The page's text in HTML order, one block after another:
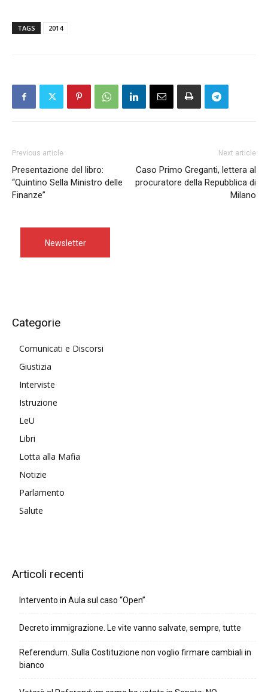
TAGS 2014
Previous article
Presentazione del libro:
“Quintino Sella Ministro delle
Finanze”
Next article
Caso Primo Greganti, lettera al
procuratore della Repubblica di
Milano
Newsletter
Categorie
Comunicati e Discorsi
Giustizia
Interviste
Istruzione
LeU
Libri
Lotta alla Mafia
Notizie
Parlamento
Salute
Articoli recenti
Intervento in Aula sul caso “Open”
Decreto immigrazione. Le vite vanno salvate, sempre, tutte
Referendum. Sulla Costituzione non voglio firmare cambiali in
bianco